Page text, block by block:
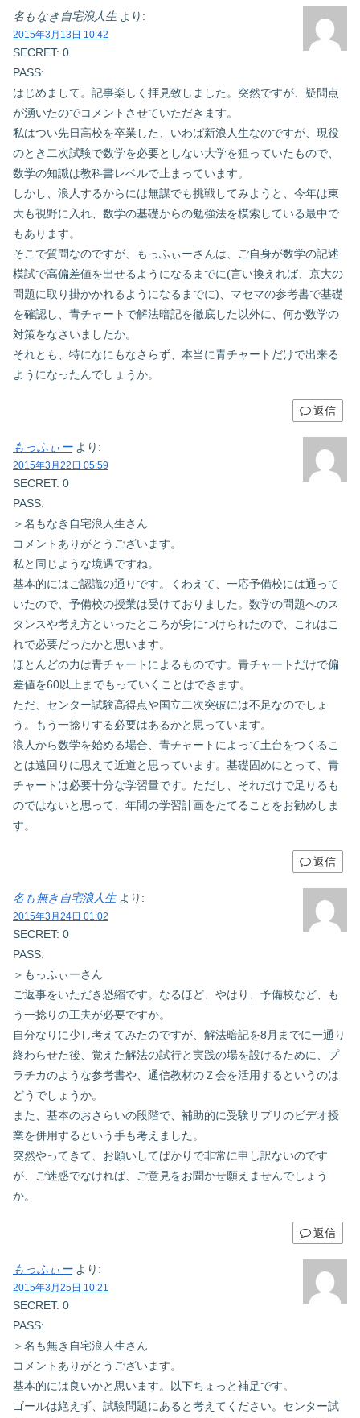
名もなき自宅浪人生 より:
2015年3月13日 10:42
SECRET: 0
PASS:
はじめまして。記事楽しく拝見致しました。突然ですが、疑問点
が湧いたのでコメントさせていただきます。
私はつい先日高校を卒業した、いわば新浪人生なのですが、現役
のとき二次試験で数学を必要としない大学を狙っていたもので、
数学の知識は教科書レベルで止まっています。
しかし、浪人するからには無謀でも挑戦してみようと、今年は東
大も視野に入れ、数学の基礎からの勉強法を模索している最中で
もあります。
そこで質問なのですが、もっふぃーさんは、ご自身が数学の記述
模試で高偏差値を出せるようになるまでに(言い換えれば、京大の
問題に取り掛かかれるようになるまでに)、マセマの参考書で基礎
を確認し、青チャートで解法暗記を徹底した以外に、何か数学の
対策をなさいましたか。
それとも、特になにもなさらず、本当に青チャートだけで出来る
ようになったんでしょうか。
返信
もっふぃー より:
2015年3月22日 05:59
SECRET: 0
PASS:
＞名もなき自宅浪人生さん
コメントありがとうございます。
私と同じような境遇ですね。
基本的にはご認識の通りです。くわえて、一応予備校には通って
いたので、予備校の授業は受けておりました。数学の問題へのス
タンスや考え方といったところが身につけられたので、これはこ
れで必要だったかと思います。
ほとんどの力は青チャートによるものです。青チャートだけで偏
差値を60以上までもっていくことはできます。
ただ、センター試験高得点や国立二次突破には不足なのでしょ
う。もう一捻りする必要はあるかと思っています。
浪人から数学を始める場合、青チャートによって土台をつくるこ
とは遠回りに思えて近道と思っています。基礎固めにとって、青
チャートは必要十分な学習量です。ただし、それだけで足りるも
のではないと思って、年間の学習計画をたてることをお勧めしま
す。
返信
名も無き自宅浪人生 より:
2015年3月24日 01:02
SECRET: 0
PASS:
＞もっふぃーさん
ご返事をいただき恐縮です。なるほど、やはり、予備校など、も
う一捻りの工夫が必要ですか。
自分なりに少し考えてみたのですが、解法暗記を8月までに一通り
終わらせた後、覚えた解法の試行と実践の場を設けるために、プ
ラチカのような参考書や、通信教材のＺ会を活用するというのは
どうでしょうか。
また、基本のおさらいの段階で、補助的に受験サプリのビデオ授
業を併用するという手も考えました。
突然やってきて、お願いしてばかりで非常に申し訳ないのです
が、ご迷惑でなければ、ご意見をお聞かせ願えませんでしょう
か。
返信
もっふぃー より:
2015年3月25日 10:21
SECRET: 0
PASS:
＞名も無き自宅浪人生さん
コメントありがとうございます。
基本的には良いかと思います。以下ちょっと補足です。
ゴールは絶えず、試験問題にあると考えてください。センター試